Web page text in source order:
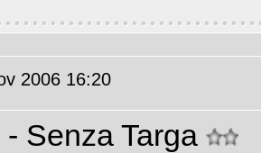
2006 16:20
- Senza Targa